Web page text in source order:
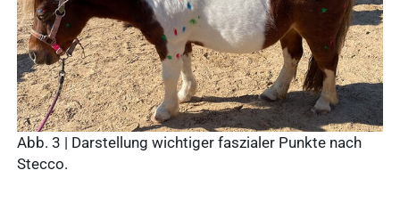
Ergebnisse
anzeigen
gründen
Ergebnisse
anzeigen
vetlog.one
Tierarzt24.de
vetsoft.one
vetat.work
basics4vets
Abb. 3 | Darstellung wichtiger faszialer Punkte nach
Stecco.